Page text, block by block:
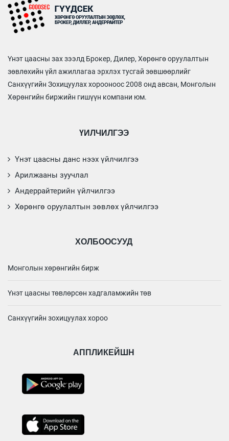
Үнэт цаасны зах зээлд Брокер, Дилер, Хөрөнгө оруулалтын
зөвлөхийн үйл ажиллагаа эрхлэх тусгай зөвшөөрлийг
Санхүүгийн Зохицуулах хорооноос 2008 онд авсан, Монголын
Хөрөнгийн биржийн гишүүн компани юм.
ҮЙЛЧИЛГЭЭ
Үнэт цаасны данс нээх үйлчилгээ
Арилжааны зуучлал
Андеррайтерийн үйлчилгээ
Хөрөнгө оруулалтын зөвлөх үйлчилгээ
ХОЛБООСУУД
Монголын хөрөнгийн бирж
Үнэт цаасны төвлөрсөн хадгаламжийн төв
Санхүүгийн зохицуулах хороо
АППЛИКЕЙШН